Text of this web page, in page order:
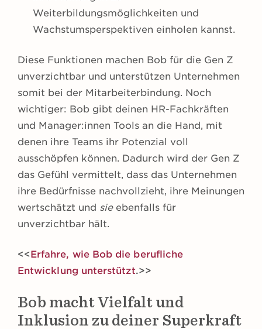
Weiterbildungsmöglichkeiten und
Wachstumsperspektiven einholen kannst.
Diese Funktionen machen Bob für die Gen Z
unverzichtbar und unterstützen Unternehmen
somit bei der Mitarbeiterbindung. Noch
wichtiger: Bob gibt deinen HR-Fachkräften
und Manager:innen Tools an die Hand, mit
denen ihre Teams ihr Potenzial voll
ausschöpfen können. Dadurch wird der Gen Z
das Gefühl vermittelt, dass das Unternehmen
ihre Bedürfnisse nachvollzieht, ihre Meinungen
wertschätzt und sieebenfalls für
unverzichtbar hält.
<<Erfahre, wie Bob die berufliche
Entwicklung unterstützt.>>
Bob macht Vielfalt und
Inklusion zu deiner Superkraft